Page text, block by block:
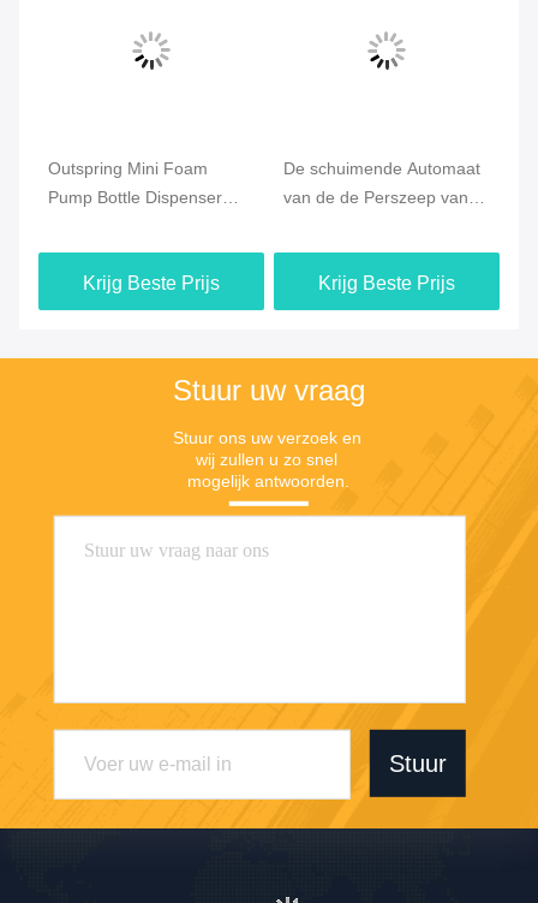
Outspring Mini Foam
Pump Bottle Dispenser
Schoon Gebruik
Krijg Beste Prijs
De schuimende Automaat
van de de Perszeep van
Effect 28 Pomp 410
Krijg Beste Prijs
Stuur uw vraag
Stuur ons uw verzoek en
wij zullen u zo snel
mogelijk antwoorden.
Stuur